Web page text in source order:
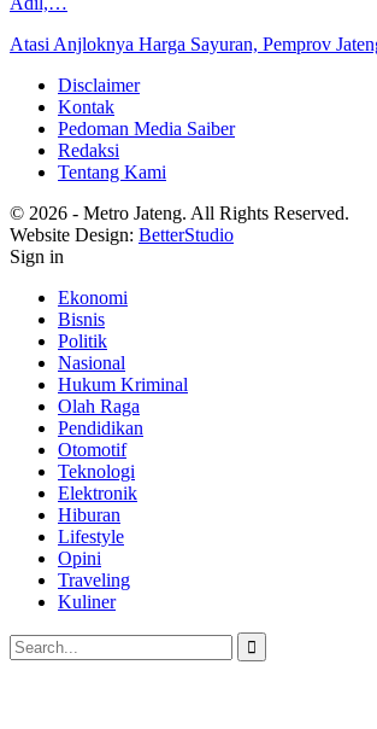
Atasi Anjloknya Harga Sayuran, Pemprov
Disclaimer
Kontak
Pedoman Media Saiber
Redaksi
Tentang Kami
© 2026 - Metro Jateng. All Rights Reserved.
Website Design: BetterStudio
Sign in
Ekonomi
Bisnis
Politik
Nasional
Hukum Kriminal
Olah Raga
Pendidikan
Otomotif
Teknologi
Elektronik
Hiburan
Lifestyle
Opini
Traveling
Kuliner